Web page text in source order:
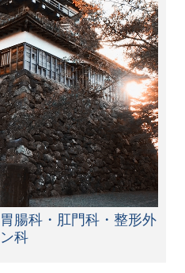
腸科・肛門科・整形外
科